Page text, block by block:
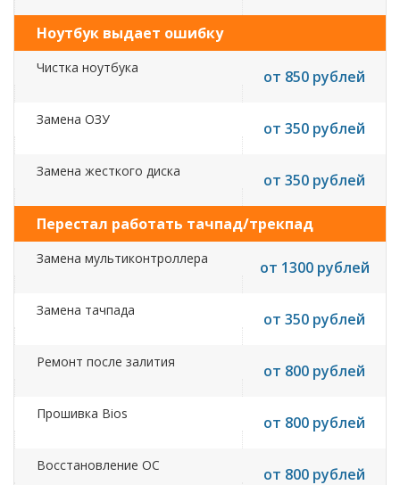
Ноутбук выдает ошибку
Чистка ноутбука от 850 рублей
Замена ОЗУ от 350 рублей
Замена жесткого диска от 350 рублей
Перестал работать тачпад/трекпад
Замена мультиконтроллера от 1300 рублей
Замена тачпада от 350 рублей
Ремонт после залития от 800 рублей
Прошивка Bios от 800 рублей
Восстановление ОС от 800 рублей